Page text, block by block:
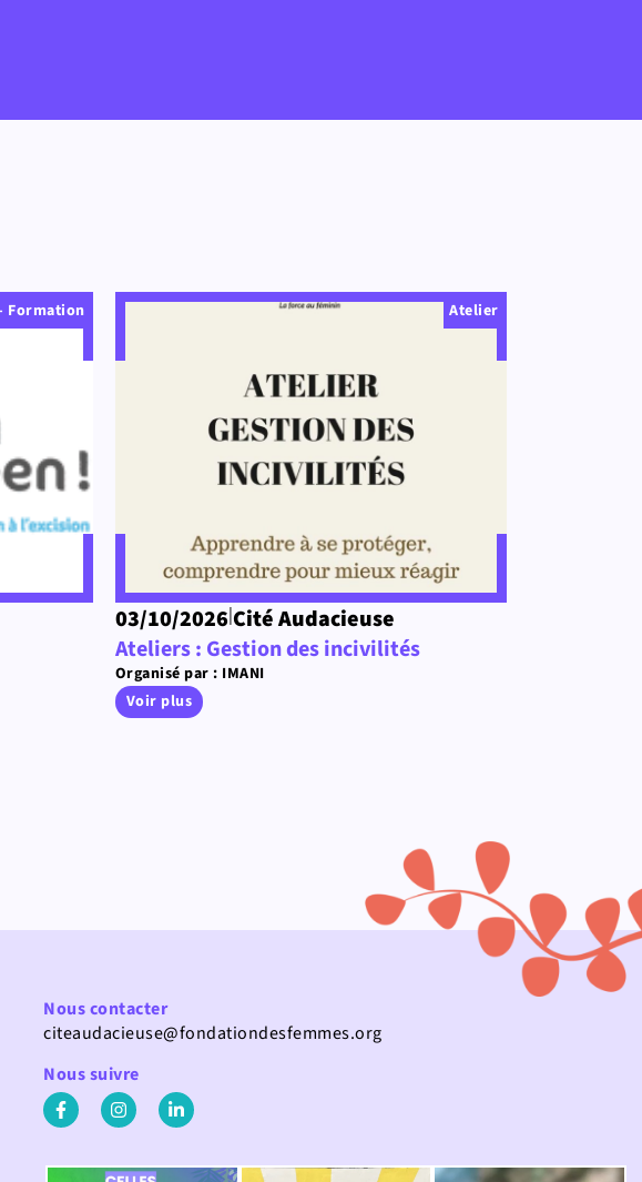
Formation Atelier
03/10/2026|Cité Audacieuse
Ateliers : Gestion des incivilités
Organisé par : IMANI
Voir plus
Nous contacter
citeaudacieuse@fondationdesfemmes.org
Nous suivre